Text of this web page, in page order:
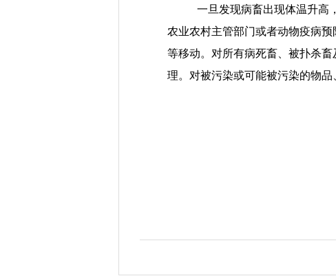
一旦发现病畜出现体温升高
农业农村主管部门或者动物疫病预
等移动。对所有病死畜、被扑杀畜
理。对被污染或可能被污染的物品